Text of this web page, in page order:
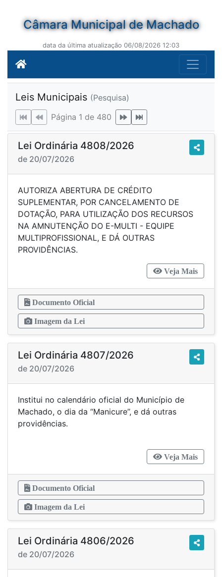
Câmara Municipal de Machado
data da última atualização 06/08/2026 12:03
Leis Municipais (Pesquisa)
Página 1 de 480
Lei Ordinária 4808/2026
de 20/07/2026
AUTORIZA ABERTURA DE CRÉDITO
SUPLEMENTAR, POR CANCELAMENTO DE
DOTAÇÃO, PARA UTILIZAÇÃO DOS RECURSOS
NA AMNUTENÇÃO DO E-MULTI - EQUIPE
MULTIPROFISSIONAL, E DÁ OUTRAS
PROVIDÊNCIAS.
Veja Mais
Documento Oficial
Imagem da Lei
Lei Ordinária 4807/2026
de 20/07/2026
Institui no calendário oficial do Município de
Machado, o dia da “Manicure’’, e dá outras
providências.
Veja Mais
Documento Oficial
Imagem da Lei
Lei Ordinária 4806/2026
de 20/07/2026